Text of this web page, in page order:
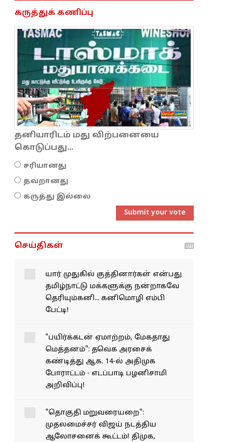
கருத்துக் கணிப்பு
தனியாரிடம் மது விற்பனையை
கொடுப்பது...
சரியானது
தவறானது
கருத்து இல்லை
Submit your vote
செய்திகள்
யார் முதுகில் குத்தினார்கள் என்பது
தமிழ்நாட்டு மக்களுக்கு நன்றாகவே
தெரியும்கனி... கனிமொழி எம்பி
பேட்டி!
"பயிர்க்கடன் ஏமாற்றம், மேகதாது
மெத்தனம்": தவெக அரசைக்
கண்டித்து ஆக. 14-ல் அதிமுக
போராட்டம் - எடப்பாடி பழனிசாமி
அறிவிப்பு!
"தொகுதி மறுவரையறை":
முதலமைச்சர் விஜய் நடத்திய
ஆலோசனைக் கூட்டம்! திமுக,